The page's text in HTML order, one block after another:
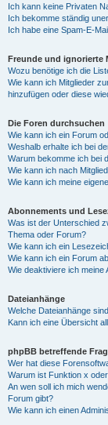
Ich kann keine Privaten
Ich bekomme ständig
Ich habe eine Spam-E-
Freunde und ignorierte
Wozu benötige ich die
Wie kann ich Mitglieder
hinzufügen oder diese
Die Foren durchsuchen
Wie kann ich ein Forum
Weshalb erhalte ich bei
Warum bekomme ich bei
Wie kann ich nach
Wie kann ich meine
Abonnements und
Was ist der Unterschied
Thema oder Forum?
Wie kann ich ein
Wie kann ich ein Forum
Wie deaktiviere ich meine
Dateianhänge
Welche Dateianhänge
Kann ich eine Übersicht
phpBB betreffende
Wer hat diese
Warum ist Funktion x
An wen soll ich mich
Forum gibt?
Wie kann ich einen